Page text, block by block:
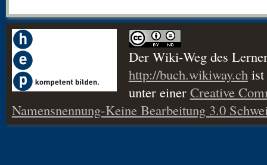
Der Wiki-Weg des
http://buch.wikiway.chist
unter einer Creative
Namensnennung-Keine Bearbeitung 3.0